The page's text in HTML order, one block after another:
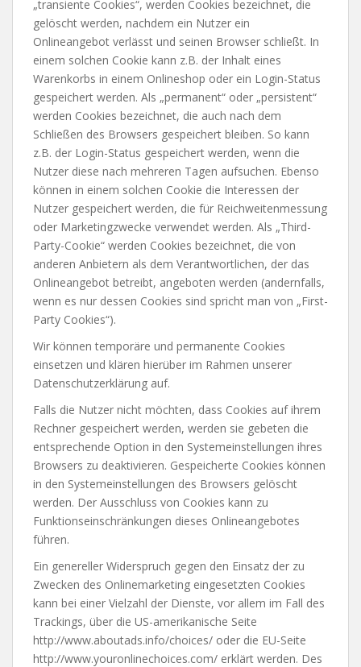
„transiente Cookies“, werden Cookies bezeichnet, die
gelöscht werden, nachdem ein Nutzer ein
Onlineangebot verlässt und seinen Browser schließt. In
einem solchen Cookie kann z.B. der Inhalt eines
Warenkorbs in einem Onlineshop oder ein Login-Status
gespeichert werden. Als „permanent“ oder „persistent“
werden Cookies bezeichnet, die auch nach dem
Schließen des Browsers gespeichert bleiben. So kann
z.B. der Login-Status gespeichert werden, wenn die
Nutzer diese nach mehreren Tagen aufsuchen. Ebenso
können in einem solchen Cookie die Interessen der
Nutzer gespeichert werden, die für Reichweitenmessung
oder Marketingzwecke verwendet werden. Als „Third-
Party-Cookie“ werden Cookies bezeichnet, die von
anderen Anbietern als dem Verantwortlichen, der das
Onlineangebot betreibt, angeboten werden (andernfalls,
wenn es nur dessen Cookies sind spricht man von „First-
Party Cookies“).
Wir können temporäre und permanente Cookies
einsetzen und klären hierüber im Rahmen unserer
Datenschutzerklärung auf.
Falls die Nutzer nicht möchten, dass Cookies auf ihrem
Rechner gespeichert werden, werden sie gebeten die
entsprechende Option in den Systemeinstellungen ihres
Browsers zu deaktivieren. Gespeicherte Cookies können
in den Systemeinstellungen des Browsers gelöscht
werden. Der Ausschluss von Cookies kann zu
Funktionseinschränkungen dieses Onlineangebotes
führen.
Ein genereller Widerspruch gegen den Einsatz der zu
Zwecken des Onlinemarketing eingesetzten Cookies
kann bei einer Vielzahl der Dienste, vor allem im Fall des
Trackings, über die US-amerikanische Seite
http://www.aboutads.info/choices/ oder die EU-Seite
http://www.youronlinechoices.com/ erklärt werden. Des